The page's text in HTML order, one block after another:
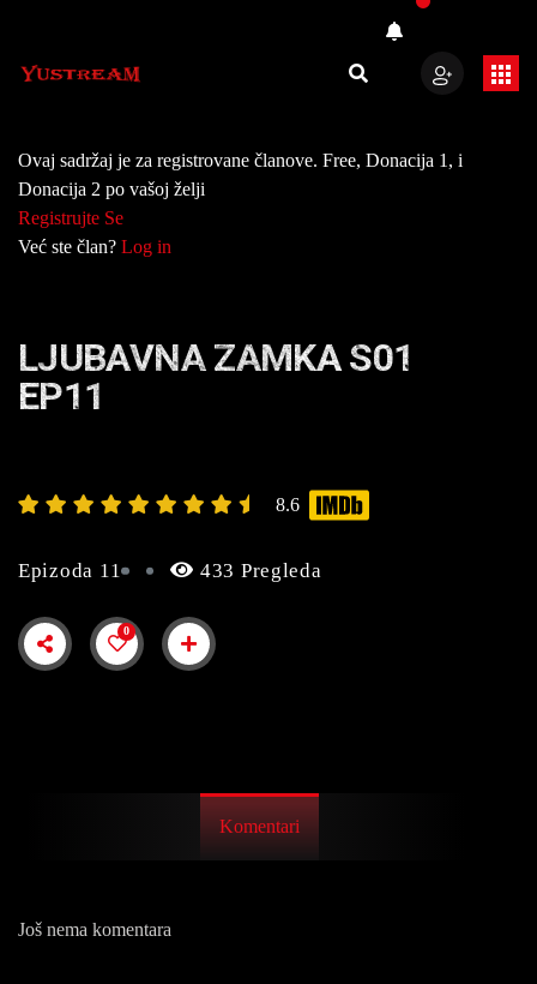
Ovaj sadržaj je za registrovane članove. Free, Donacija 1, i
Donacija 2 po vašoj želji
Registrujte Se
Već ste član? Log in
LJUBAVNA ZAMKA S01
EP11
8.6
Epizoda 11 433 Pregleda
0
Komentari
Još nema komentara